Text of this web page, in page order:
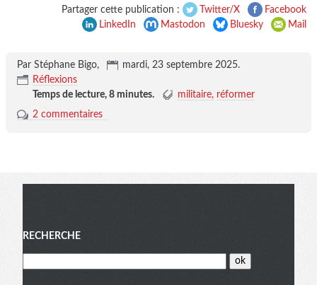
Partager cette publication : Twitter/X
Facebook
LinkedIn
Mastodon Bluesky Mail
Par Stéphane Bigo, mardi, 23 septembre 2025.
Réflexions
Temps de lecture, 8 minutes. militaire réformer
2 commentaires
Menu
RECHERCHE